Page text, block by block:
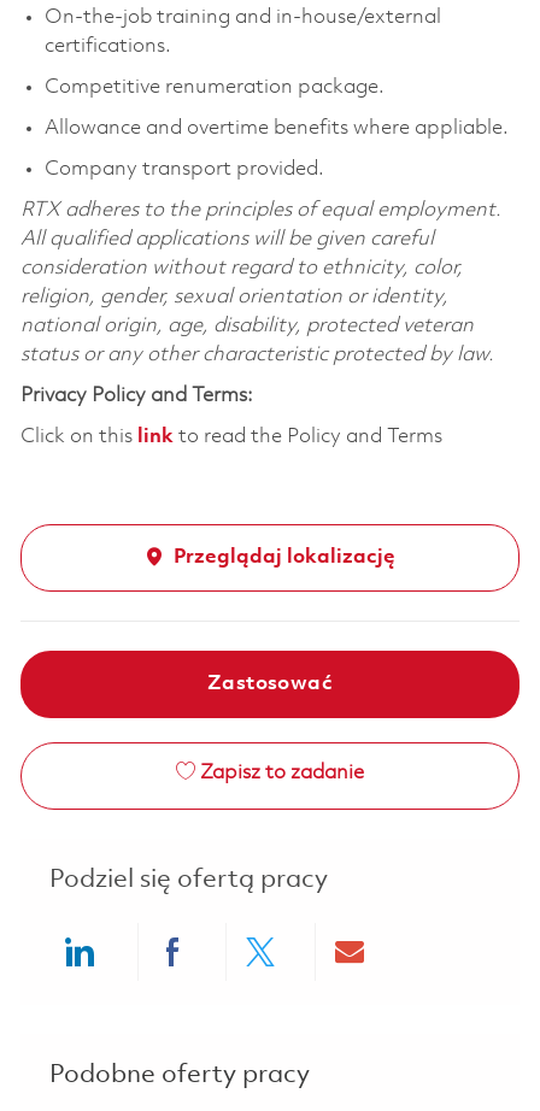
On-the-job training and in-house/external
certifications.
Competitive renumeration package.
Allowance and overtime benefits where appliable.
Company transport provided.
RTX adheres to the principles of equal employment.
All qualified applications will be given careful
consideration without regard to ethnicity, color,
religion, gender, sexual orientation or identity,
national origin, age, disability, protected veteran
status or any other characteristic protected by law.
Privacy Policy and Terms:
Click on this linkto read the Policy and Terms
Przeglądaj lokalizację
Zastosować
Zapisz to zadanie
Podziel się ofertą pracy
Podobne oferty pracy